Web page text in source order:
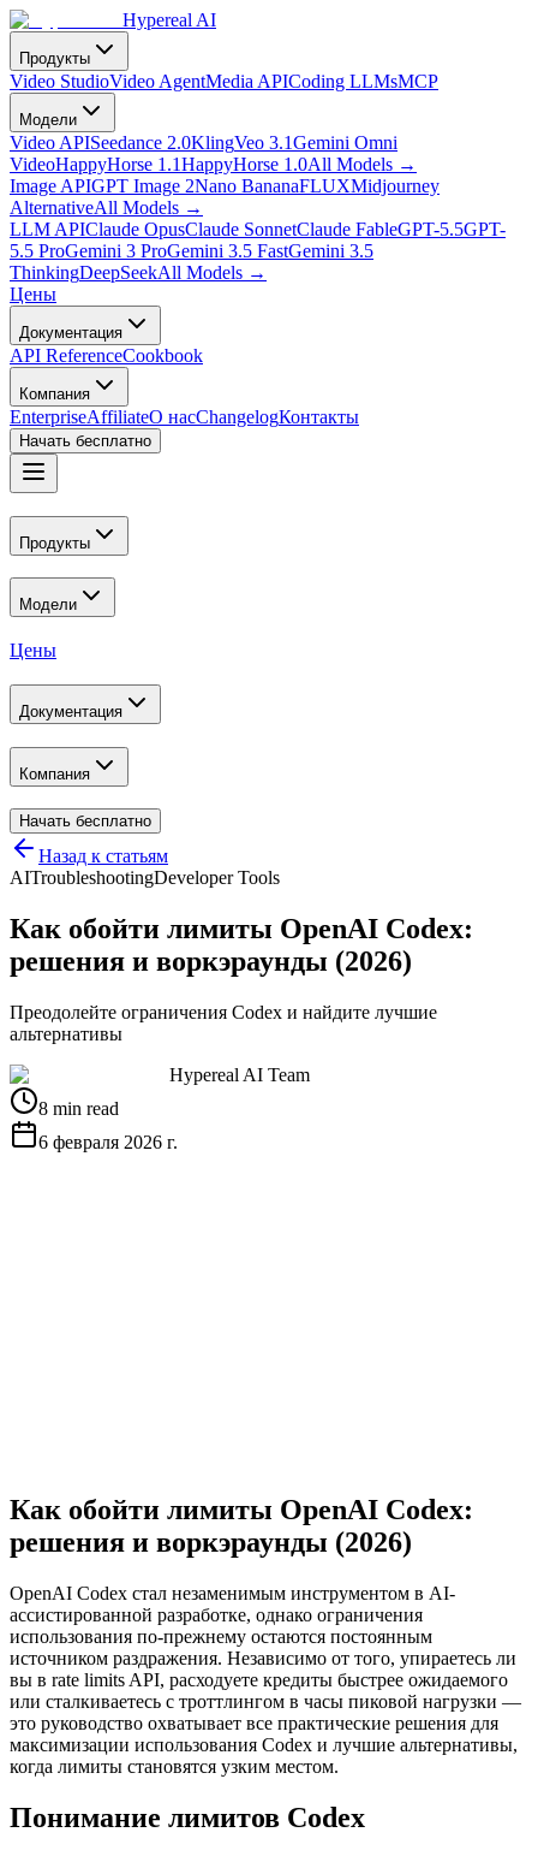
Hypereal AI
Продукты
Video StudioVideo AgentMedia APICoding LLMsMCP
Модели
Video APISeedance 2.0KlingVeo 3.1Gemini Omni
VideoHappyHorse 1.1HappyHorse 1.0All Models →
Image APIGPT Image 2Nano BananaFLUXMidjourney
AlternativeAll Models →
LLM APIClaude OpusClaude SonnetClaude FableGPT-5.5GPT-
5.5 ProGemini 3 ProGemini 3.5 FastGemini 3.5
ThinkingDeepSeekAll Models →
Цены
Документация
API ReferenceCookbook
Компания
EnterpriseAffiliateО насChangelogКонтакты
Начать бесплатно
Продукты
Модели
Цены
Документация
Компания
Начать бесплатно
Назад к статьям
AITroubleshootingDeveloper Tools
Как обойти лимиты OpenAI Codex:
решения и воркэраунды (2026)
Преодолейте ограничения Codex и найдите лучшие
альтернативы
Hypereal AI Team
8 min read
6 февраля 2026 г.
Как обойти лимиты OpenAI Codex:
решения и воркэраунды (2026)
OpenAI Codex стал незаменимым инструментом в AI-
ассистированной разработке, однако ограничения
использования по-прежнему остаются постоянным
источником раздражения. Независимо от того, упираетесь ли
вы в rate limits API, расходуете кредиты быстрее ожидаемого
или сталкиваетесь с троттлингом в часы пиковой нагрузки —
это руководство охватывает все практические решения для
максимизации использования Codex и лучшие альтернативы,
когда лимиты становятся узким местом.
Понимание лимитов Codex